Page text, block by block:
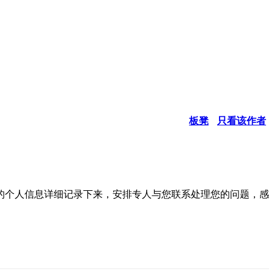
板凳 只看该作者
人信息详细记录下来，安排专人与您联系处理您的问题，感